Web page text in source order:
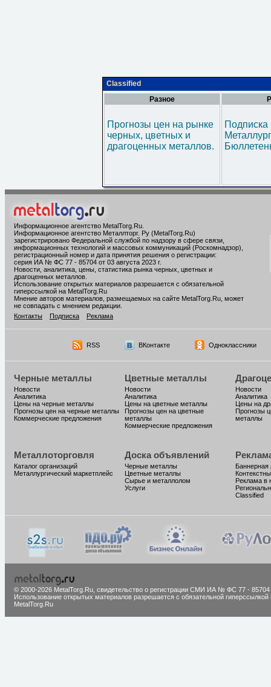
Classified
Разное
Прогнозы цен на рынке
черных, цветных и
драгоценных металлов.
Информационное агентство MetalTorg.Ru
Информационное агентство Металлторг. Ру (MetalTorg.Ru)
зарегистрировано Федеральной службой по надзору в сфере связи,
информационных технологий и массовых коммуникаций (Роскомнадзор),
регистрационный номер и дата принятия решения о регистрации:
серия ИА № ФС 77 - 85704 от 03 августа 2023 г.
Новости, аналитика, цены, статистика рынка черных, цветных и
драгоценных металлов.
Использование открытых материалов разрешается с обязательной
гиперссылкой на MetalTorg.Ru
Мнение авторов материалов, размещаемых на сайте MetalTorg.Ru, может
не совпадать с мнением редакции.
Контакты
Подписка Реклама
RSS ВКонтакте Одноклассники
Черные металлы
Новости
Аналитика
Цены на черные металлы
Прогнозы цен на черные металлы
Коммерческие предложения
Цветные металлы
Новости
Аналитика
Цены на цветные металлы
Прогнозы цен на цветные
металлы
Коммерческие предложения
Новости
Аналитика
Цены на
Прогнозы
металлы
Металлоторговля
Каталог организаций
Металлургический маркетплейс
Доска объявлений
Черные металлы
Цветные металлы
Сырье и металлолом
Услуги
Баннерная
Реклама в
Classified
© 2000-2026 MetalTorg.Ru, cвидетельство о регистрации СМИ ИА № ФС 77 - 85704
Использование открытых материалов разрешается с обязательной гиперссылкой
MetalTorg.Ru